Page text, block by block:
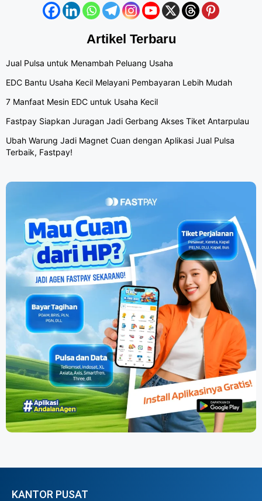
Artikel Terbaru
Jual Pulsa untuk Menambah Peluang Usaha
EDC Bantu Usaha Kecil Melayani Pembayaran Lebih Mudah
7 Manfaat Mesin EDC untuk Usaha Kecil
Fastpay Siapkan Juragan Jadi Gerbang Akses Tiket Antarpulau
Ubah Warung Jadi Magnet Cuan dengan Aplikasi Jual Pulsa
Terbaik, Fastpay!
KANTOR PUSAT